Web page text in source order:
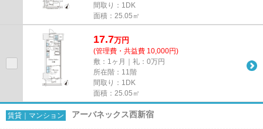
間取り：1DK
面積：25.05㎡
17.7万円
(管理費・共益費 10,000円)
敷：1ヶ月｜礼：0万円
所在階：11階
間取り：1DK
面積：25.05㎡
賃貸｜マンション アーバネックス西新宿